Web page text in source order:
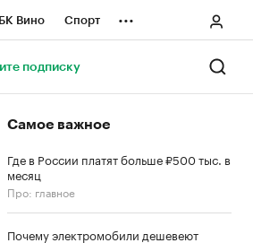
Вино Спорт ...
подписку
Самое важное
Где в России платят больше ₽500 тыс. в
месяц
Про: главное
Почему электромобили дешевеют